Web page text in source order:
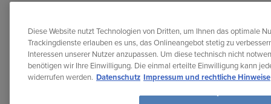
Diese Website nutzt Technologien von Dritten, um Ihnen das optimale
Trackingdienste erlauben es uns, das Onlineangebot stetig zu
Interessen unserer Nutzer anzupassen. Um diese technisch nicht
benötigen wir Ihre Einwilligung. Die einmal erteilte Einwilligung kann
widerrufen werden. Datenschutz Impressum und rechtliche Hinweise